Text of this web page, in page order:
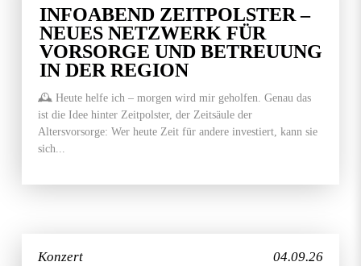
INFOABEND ZEITPOLSTER –
NEUES NETZWERK FÜR
VORSORGE UND BETREUUNG
IN DER REGION
🕰️ Heute helfe ich – morgen wird mir geholfen. Genau das
ist die Idee hinter Zeitpolster, der Zeitsäule der
Altersvorsorge: Wer heute Zeit für andere investiert, kann sie
sich...
04.09.26
Konzert